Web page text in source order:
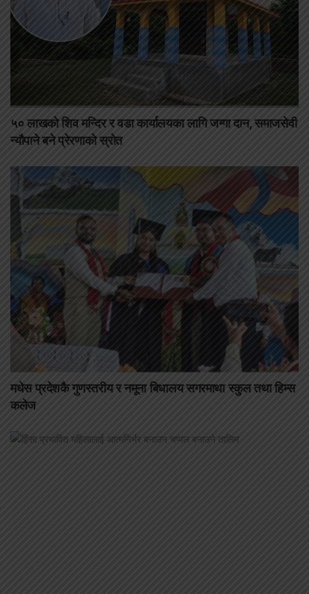
५० लाखको शिव मन्दिर र वडा कार्यालयका लागि जग्गा दान, समाजसेवी
न्यौपाने बने प्रेरणाको स्रोत
मधेस प्रदेशकै गुणस्तरीय र नमूना बिधालय सगरमाथा स्कुल तथा हिम्स
कलेज